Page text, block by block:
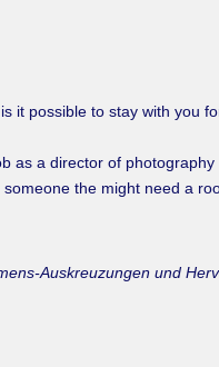
it possible to stay with you
as a director of photography
the might need a
Auskreuzungen und